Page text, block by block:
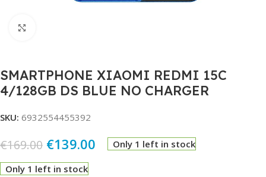
SMARTPHONE XIAOMI REDMI 15C
4/128GB DS BLUE NO CHARGER
SKU: 6932554455392
€169.00 €139.00 Only 1 left in stock
Only 1 left in stock